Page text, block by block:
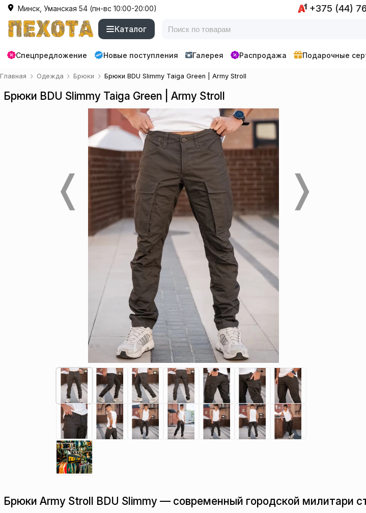
Минск, Уманская 54 (пн-вс 10:00-20:00) +375 (44)
Каталог
Спецпредложение Новые поступления Галерея Распродажа Подарочные
Главная Одежда Брюки Брюки BDU Slimmy Taiga Green | Army Stroll
Брюки BDU Slimmy Taiga Green | Army Stroll
Брюки Army Stroll BDU Slimmy — современный городской милитари